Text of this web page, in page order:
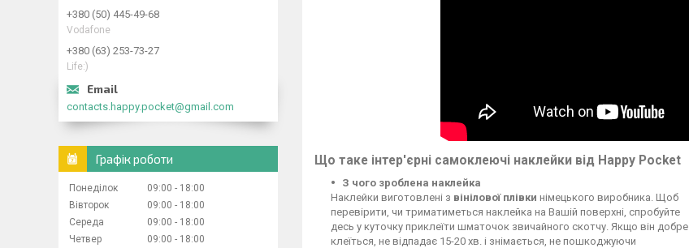
Що таке інтер'єрні самоклеючі наклейки від Happy Pocket
З чого зроблена наклейка
Наклейки виготовлені з вінілової плівки німецького виробника. Щоб
перевірити, чи триматиметься наклейка на Вашій поверхні, спробуйте
десь у куточку приклеїти шматочок звичайного скотчу. Якщо він добре
клеїться, не відпадає 15-20 хв. і знімається, не пошкоджуючи
+380 (50) 445-49-68
Vodafone
+380 (63) 253-73-27
Life:)
contacts.happy.pocket@gmail.com
Графік роботи
Понеділок 09:00
18:00
Вівторок
09:00
18:00
Середа
09:00
18:00
Четвер
09:00
18:00